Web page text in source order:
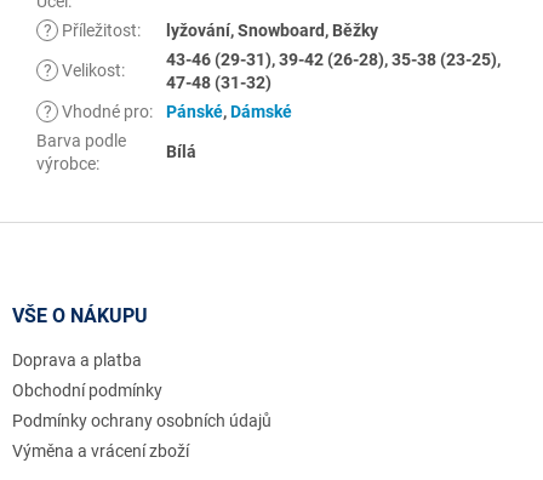
? Příležitost: lyžování, Snowboard, Běžky
? Velikost:
43-46 (29-31), 39-42 (26-28), 35-38 (23-25),
47-48 (31-32)
? Vhodné pro: Pánské,Dámské
Barva podle
výrobce:
Bílá
VŠE O NÁKUPU
Doprava a platba
Obchodní podmínky
Podmínky ochrany osobních údajů
Výměna a vrácení zboží